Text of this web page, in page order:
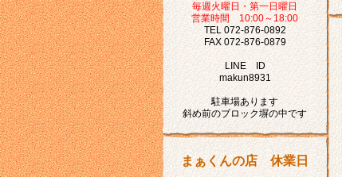
毎週火曜日・第一日曜日
営業時間 10:00～18:00
TEL 072-876-0892
FAX 072-876-0879
LINE ID
makun8931
駐車場あります
斜め前のブロック塀の中です
まぁくんの店 休業日